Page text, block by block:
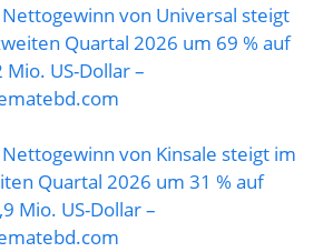
von Universal steigt
Quartal 2026 um 69 % auf
Mio. US-Dollar –
von Kinsale steigt im
Quartal 2026 um 31 % auf
Mio. US-Dollar –